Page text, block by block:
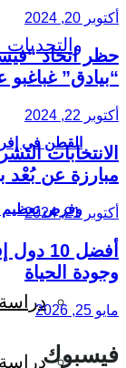
القطن في
وفرص تعظيم
أكتوبر 20, 2024
حظر اتحاد
“بيادق”
أكتوبر 22, 2024
الانتخابات
مبارزة عن
أكتوبر 21, 2024
وجودة الحياة
مايو 25, 2026
فيسبوك